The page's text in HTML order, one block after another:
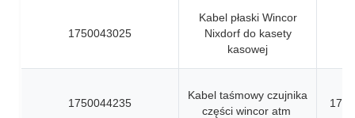
1750043025
Kabel płaski Wincor
Nixdorf do kasety
kasowej
1750044235
Kabel taśmowy czujnika
części wincor atm